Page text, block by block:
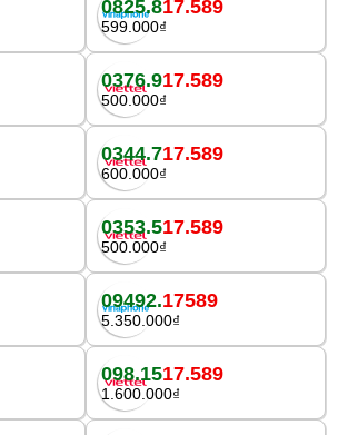
0825.817.589
599.000₫
0376.917.589
500.000₫
0344.717.589
600.000₫
0353.517.589
500.000₫
09492.17589
5.350.000₫
098.1517.589
1.600.000₫